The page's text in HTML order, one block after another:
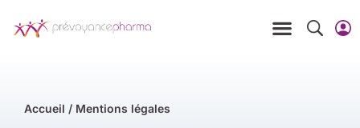
Accueil / Mentions légales